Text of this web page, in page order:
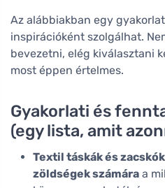
Az alábbiakban egy
inspirációként szolgálhat.
bevezetni, elég kiválasztani
most éppen értelmes.
Gyakorlati és
(egy lista, amit
Textil táskák és
zöldségek számára a